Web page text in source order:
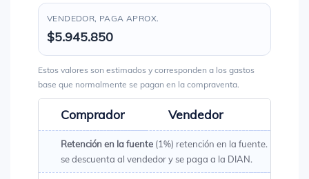
VENDEDOR, PAGA APROX.
$5.945.850
Estos valores son estimados y corresponden a los gastos
base que normalmente se pagan en la compraventa.
Comprador Vendedor
Retención en la fuente (1%) retención en la fuente. Es un
se descuenta al vendedor y se paga a la DIAN.